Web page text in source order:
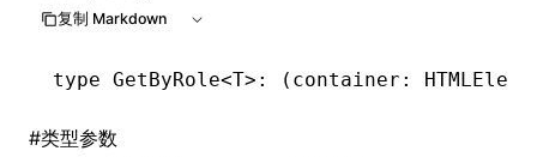
复制 Markdown
type GetByRole<T>: (container:
#类型参数